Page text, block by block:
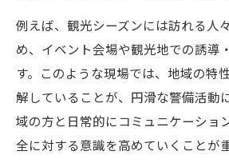
資格取得で広がる警備業
警備の仕事に役立つ資格
資格取得後の警備員の働
例えば、観光シーズンには訪れる人
め、イベント会場や観光地での誘導
す。このような現場では、地域の特
解していることが、円滑な警備活動
域の方と日常的にコミュニケーショ
全に対する意識を高めていくことが